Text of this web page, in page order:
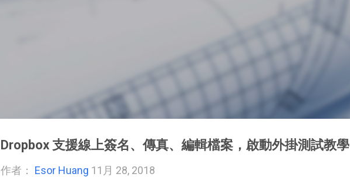
Dropbox 支援線上簽名、傳真、編輯檔案，啟動外掛測試教學
作者： Esor Huang 11月 28, 2018